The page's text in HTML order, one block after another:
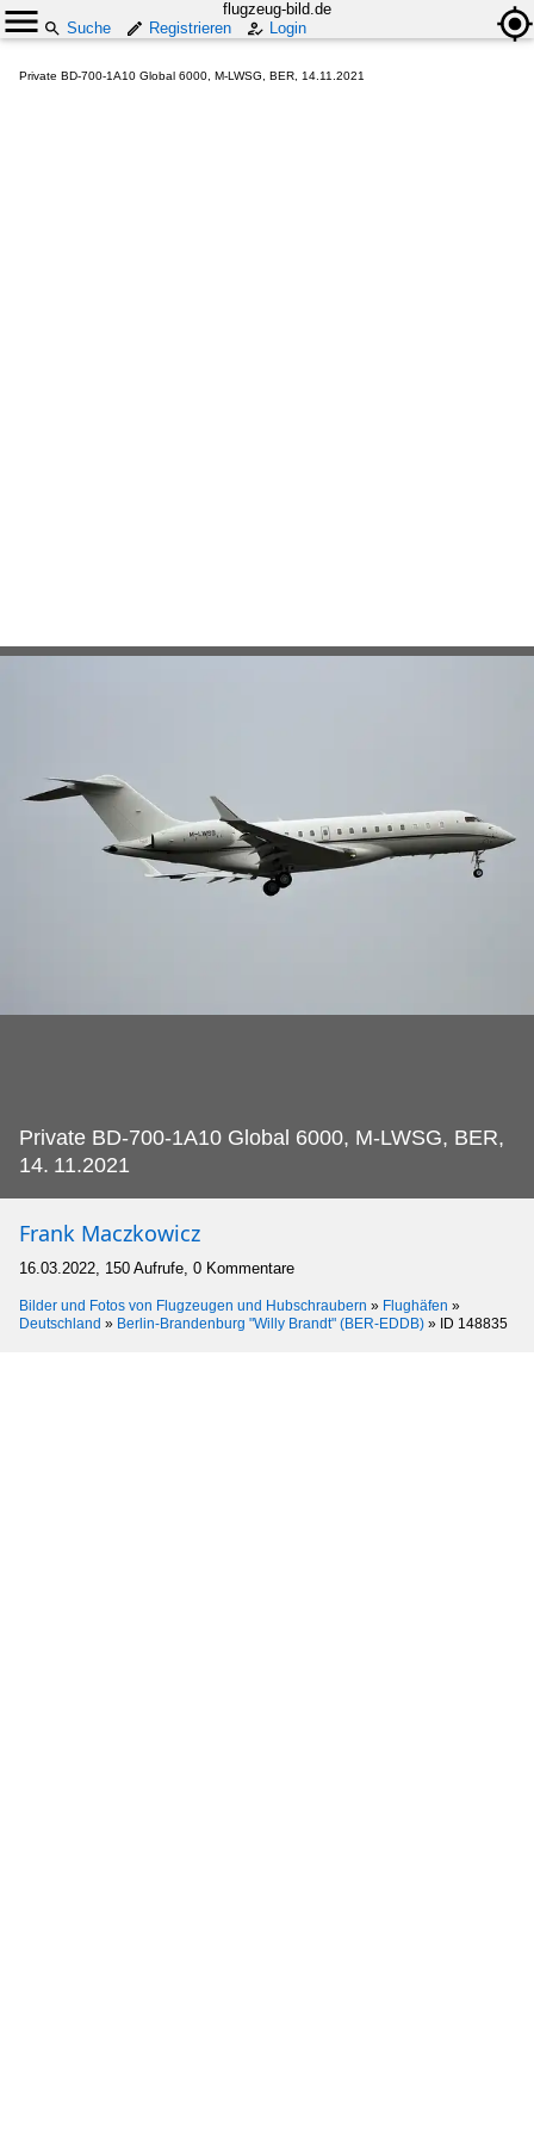
flugzeug-bild.de
Suche
Registrieren Login
Private BD-700-1A10 Global 6000, M-LWSG, BER, 14.11.2021
Private BD-700-1A10 Global 6000, M-LWSG, BER,
14. 11.2021
Frank Maczkowicz
16.03.2022, 150 Aufrufe, 0 Kommentare
Bilder und Fotos von Flugzeugen und Hubschraubern » Flughäfen »
Deutschland » Berlin-Brandenburg "Willy Brandt" (BER-EDDB) » ID 148835